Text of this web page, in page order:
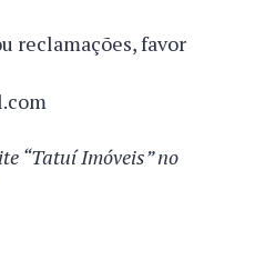
reclamações, favor
“Tatuí Imóveis” no